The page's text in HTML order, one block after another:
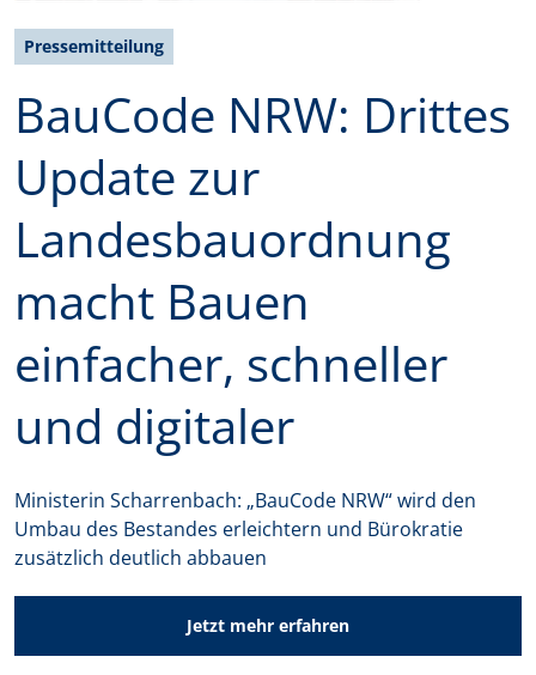
Pressemitteilung
BauCode NRW: Drittes
Update zur
Landesbauordnung
macht Bauen
einfacher, schneller
und digitaler
Ministerin Scharrenbach: „BauCode NRW“ wird den
Umbau des Bestandes erleichtern und Bürokratie
zusätzlich deutlich abbauen
Jetzt mehr erfahren